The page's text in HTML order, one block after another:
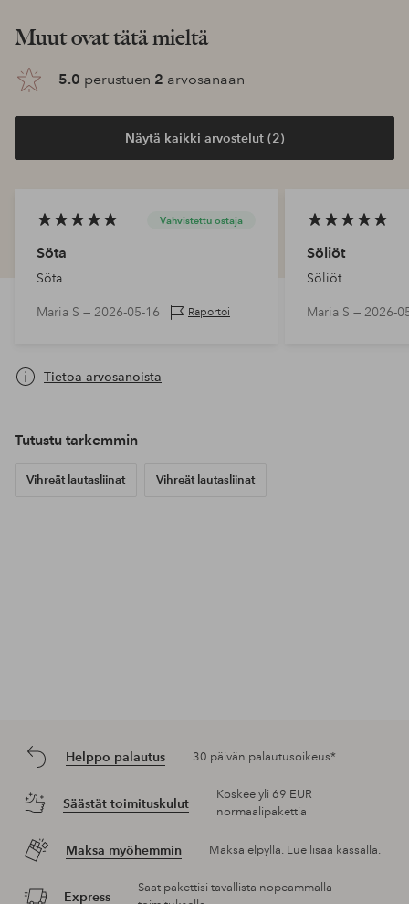
Muut ovat tätä mieltä
5.0 perustuen 2 arvosanaan
Näytä kaikki arvostelut (2)
Vahvistettu ostaja
Söta
Söta
Maria S — 2026-05-16 Raportoi
Söliöt
Söliöt
Maria S — 2026-
Tietoa arvosanoista
Tutustu tarkemmin
Vihreät lautasliinat Vihreät lautasliinat
Helppo palautus 30 päivän palautusoikeus*
Säästät toimituskulut
Koskee yli 69 EUR
normaalipakettia
Maksa myöhemmin Maksa elpyllä. Lue lisää kassalla.
Express
Saat pakettisi tavallista nopeammalla